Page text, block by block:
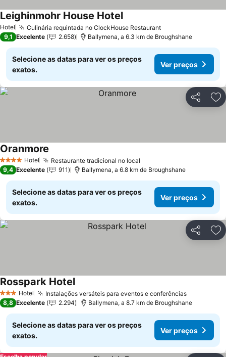
Hotel Culinária requintada no ClockHouse RestaurantVer preços
Leighinmohr House HotelVer preços
9,1 Excelente 2.658 Ballymena, a 6.3 km de Broughshane
Selecione as datas para ver os preços
exatos.
Ver preços
Partilhar
4 EstrelasHotel Restaurante tradicional no local
Oranmore
9,4 Excelente 911 Ballymena, a 6.8 km de Broughshane
Selecione as datas para ver os preços
exatos.
Ver preços
Partilhar
3 EstrelasHotel Instalações versáteis para eventos e conferênciasVer
Rosspark HotelVer preços
8,8 Excelente 2.294 Ballymena, a 8.7 km de Broughshane
Selecione as datas para ver os preços
exatos.
Ver preços